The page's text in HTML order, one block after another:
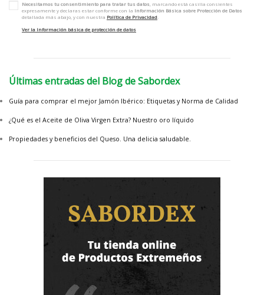
Necesitamos tu consentimiento para tratar tus datos, marcando está casilla consientes
expresamente y declaras estar conforme con la Información Básica sobre Protección de Datos
detallada más abajo, y con nuestra Política de Privacidad.
Ver la Información básica de protección de datos
Últimas entradas del Blog de Sabordex
Guía para comprar el mejor Jamón Ibérico: Etiquetas y Norma de Calidad
¿Qué es el Aceite de Oliva Virgen Extra? Nuestro oro líquido
Propiedades y beneficios del Queso. Una delicia saludable.